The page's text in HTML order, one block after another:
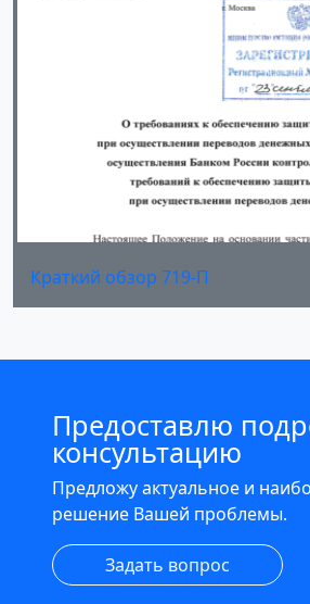
Краткий обзор 719-П
Предоставлю
консультацию
Предложу актуальное и
решение Вашей проблемы.
Задать вопрос